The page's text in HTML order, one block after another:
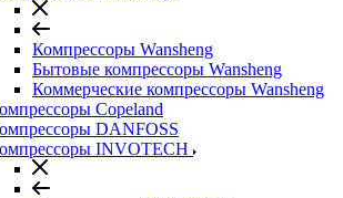
Компрессоры Wansheng
Бытовые компрессоры Wansheng
Коммерческие компрессоры Wansheng
Copeland
DANFOSS
INVOTECH